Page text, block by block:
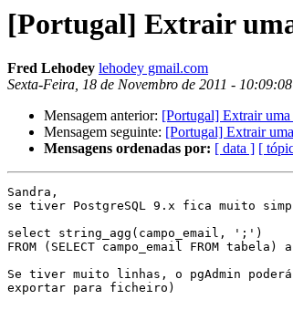
[Portugal] Extrair
Fred Lehodey lehodey gmail.com
Sexta-Feira, 18 de Novembro de 2011 -
Mensagem anterior: [Portugal] Extrair uma
Mensagem seguinte: [Portugal] Extrair
Mensagens ordenadas por: [ data ] [
Sandra,
se tiver PostgreSQL 9.x fica muito
select string_agg(campo_email, ';')
FROM (SELECT campo_email FROM tabela)
Se tiver muito linhas, o pgAdmin
exportar para ficheiro)